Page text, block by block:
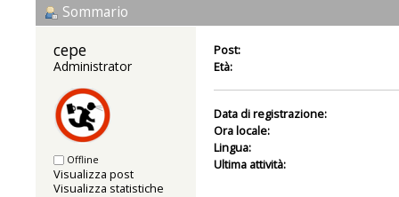
Sommario
cepe
Administrator
Offline
Visualizza post
Visualizza statistiche
Post:
Età:
Data di registrazione:
Ora locale:
Lingua:
Ultima attività: